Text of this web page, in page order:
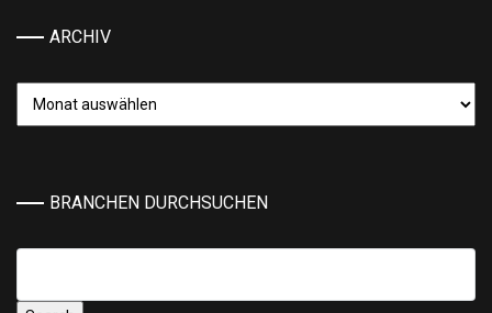
ARCHIV
BRANCHEN DURCHSUCHEN